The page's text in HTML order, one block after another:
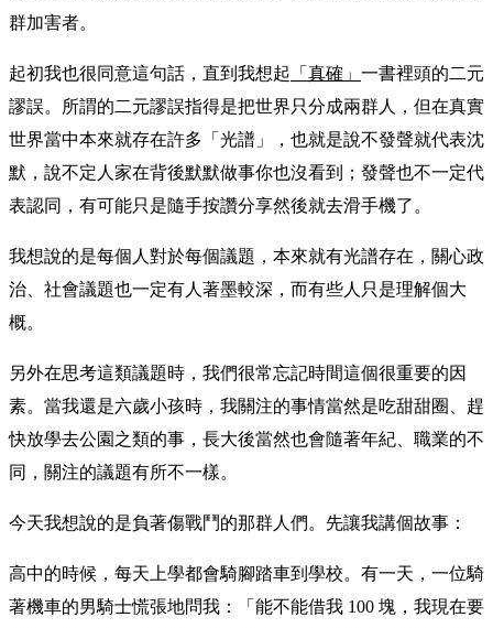
群加害者。
起初我也很同意這句話，直到我想起 「真確」 一書裡頭的二元
謬誤。所謂的二元謬誤指得是把世界只分成兩群人，但在真實
世界當中本來就存在許多「光譜」，也就是說不發聲就代表沈
默，說不定人家在背後默默做事你也沒看到；發聲也不一定代
表認同，有可能只是隨手按讚分享然後就去滑手機了。
我想說的是每個人對於每個議題，本來就有光譜存在，關心政
治、社會議題也一定有人著墨較深，而有些人只是理解個大
概。
另外在思考這類議題時，我們很常忘記時間這個很重要的因
素。當我還是六歲小孩時，我關注的事情當然是吃甜甜圈、趕
快放學去公園之類的事，長大後當然也會隨著年紀、職業的不
同，關注的議題有所不一樣。
今天我想說的是負著傷戰鬥的那群人們。先讓我講個故事：
高中的時候，每天上學都會騎腳踏車到學校。有一天，一位騎
著機車的男騎士慌張地問我：「能不能借我 100 塊，我現在要